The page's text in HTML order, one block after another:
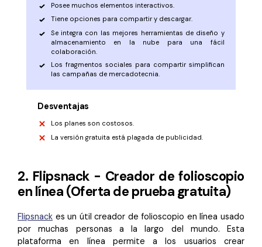
Posee muchos elementos interactivos.
Tiene opciones para compartir y descargar.
Se integra con las mejores herramientas de diseño y
almacenamiento en la nube para una fácil
colaboración.
Los fragmentos sociales para compartir simplifican
las campañas de mercadotecnia.
Desventajas
Los planes son costosos.
La versión gratuita está plagada de publicidad.
2. Flipsnack - Creador de folioscopio
en línea (Oferta de prueba gratuita)
Flipsnack es un útil creador de folioscopio en línea usado
por muchas personas a la largo del mundo. Esta
plataforma en línea permite a los usuarios crear